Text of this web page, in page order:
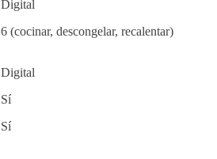
Digital
6 (cocinar, descongelar, recalentar)
Digital
Sí
Sí